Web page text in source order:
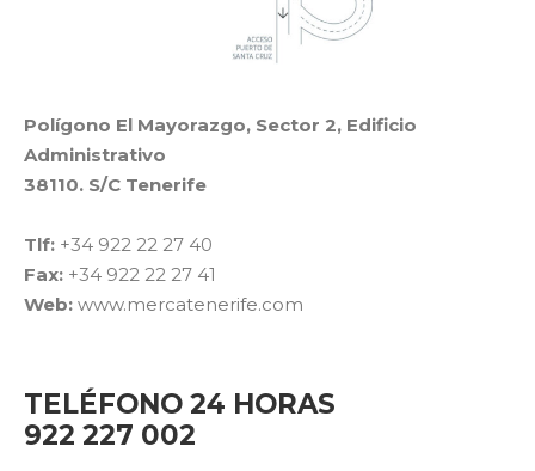
Polígono El Mayorazgo, Sector 2, Edificio
Administrativo
38110. S/C Tenerife
Tlf: +34 922 22 27 40
Fax: +34 922 22 27 41
Web: www.mercatenerife.com
TELÉFONO 24 HORAS
922 227 002